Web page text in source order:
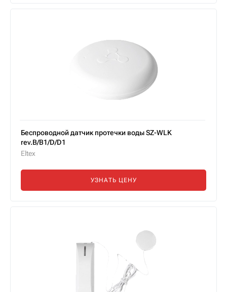
Беспроводной датчик протечки воды SZ-WLK
rev.B/B1/D/D1
Eltex
УЗНАТЬ ЦЕНУ